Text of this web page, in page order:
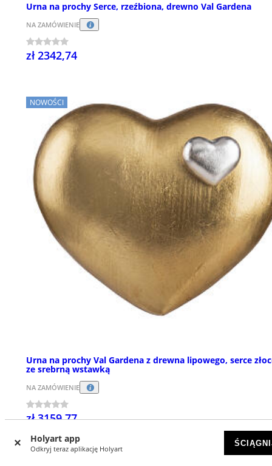
Holyart app
Odkryj teraz aplikację Holyart
Urna na prochy Serce, rzeźbiona, drewno Val Gardena
NA ZAMÓWIENIE
zł 2342,74
NOWOŚCI
Urna na prochy Val Gardena z drewna lipowego, serce
ze srebrną wstawką
NA ZAMÓWIENIE
zł 3159,77